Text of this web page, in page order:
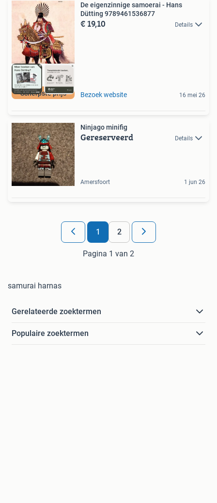
Scherpste prijs
De eigenzinnige samoerai - Hans
Dütting 9789461536877
€ 19,10 Details
Bezoek website 16 mei 26
Ninjago minifig
Gereserveerd Details
Amersfoort 1 jun 26
1 2
Pagina 1 van 2
samurai harnas
Gerelateerde zoektermen
Populaire zoektermen